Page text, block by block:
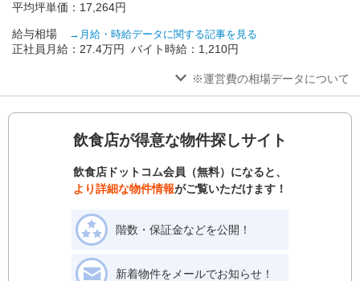
平均坪単価：17,264円
給与相場 →月給・時給データに関する記事を見る
正社員月給：27.4万円 バイト時給：1,210円
※運営費の相場データについて
飲食店が得意な物件探しサイト
飲食店ドットコム会員（無料）になると、
より詳細な物件情報がご覧いただけます！
階数・保証金などを公開！
新着物件をメールでお知らせ！